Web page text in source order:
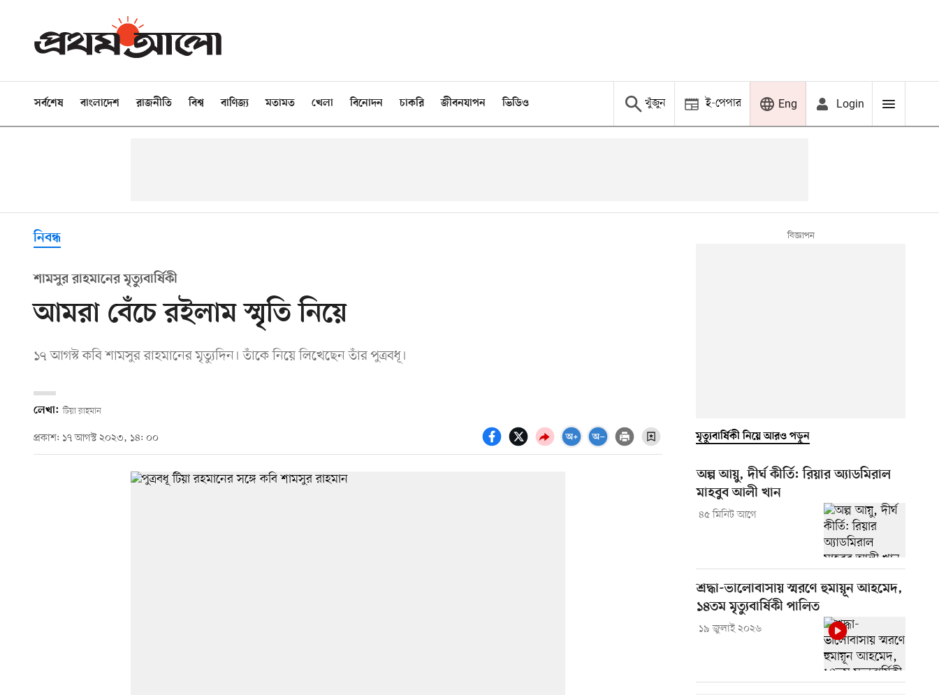
সর্বশেষ বাংলাদেশ রাজনীতি বিশ্ব বাণিজ্য মতামত খেলা বিনোদন চাকরি জীবনযাপন ভিডিও খুঁজুন ই-পেপার Eng Login
নিবন্ধ
শামসুর রাহমানের মৃত্যুবার্ষিকী
আমরা বেঁচে রইলাম স্মৃতি নিয়ে
১৭ আগস্ট কবি শামসুর রাহমানের মৃত্যুদিন। তাঁকে নিয়ে লিখেছেন তাঁর পুত্রবধূ।
লেখা: টিয়া রাহমান
প্রকাশ: ১৭ আগস্ট ২০২৩, ১৪: ০০ মৃত্যুবার্ষিকী নিয়ে আরও পড়ুন
অল্প আয়ু, দীর্ঘ কীর্তি: রিয়ার অ্যাডমিরাল
মাহবুব আলী খান
৪৫ মিনিট আগে
শ্রদ্ধা-ভালোবাসায় স্মরণে হুমায়ূন আহমেদ,
১৪তম মৃত্যুবার্ষিকী পালিত
১৯ জুলাই ২০২৬